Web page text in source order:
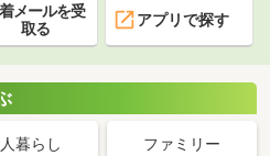
メールを受
取る
アプリで探す
暮らし ファミリー